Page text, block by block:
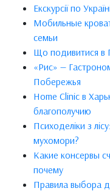
Екскурсії по
Мобильные
семьи
Що подивитися в
«Рис» —
Побережья
Home Clinic в
благополучию
Психоделіки з
мухомори?
Какие консервы
почему
Правила выбора